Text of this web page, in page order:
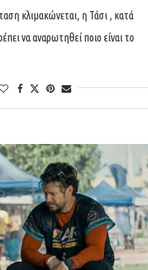
κλιμακώνεται, η Τάσι , κατά
να αναρωτηθεί ποιο είναι το